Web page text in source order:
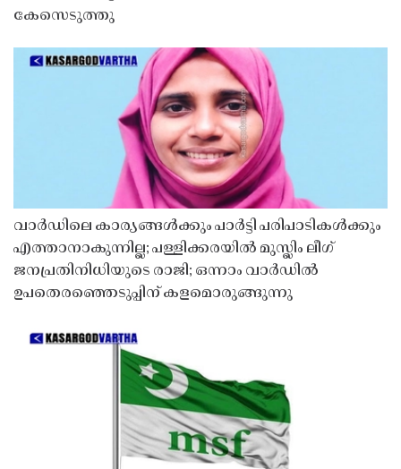
കേസെടുത്തു
വാർഡിലെ കാര്യങ്ങൾക്കും പാർട്ടി പരിപാടികൾക്കും
എത്താനാകുന്നില്ല; പള്ളിക്കരയിൽ മുസ്ലിം ലീഗ്
ജനപ്രതിനിധിയുടെ രാജി; ഒന്നാം വാർഡിൽ
ഉപതെരഞ്ഞെടുപ്പിന് കളമൊരുങ്ങുന്നു